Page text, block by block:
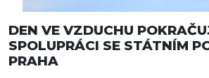
DEN VE VZDUCHU
SPOLUPRÁCI SE STÁTNÍM
PRAHA